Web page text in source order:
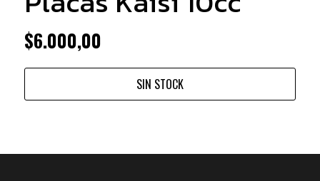
$6.000,00
SIN STOCK